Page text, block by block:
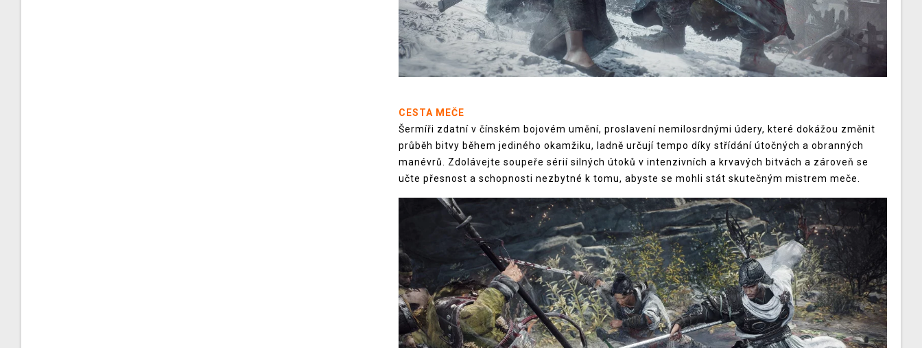
CESTA MEČE
Šermíři zdatní v čínském bojovém umění, proslavení nemilosrdnými údery, které dokážou změnit
průběh bitvy během jediného okamžiku, ladně určují tempo díky střídání útočných a obranných
manévrů. Zdolávejte soupeře sérií silných útoků v intenzivních a krvavých bitvách a zároveň se
učte přesnost a schopnosti nezbytné k tomu, abyste se mohli stát skutečným mistrem meče.